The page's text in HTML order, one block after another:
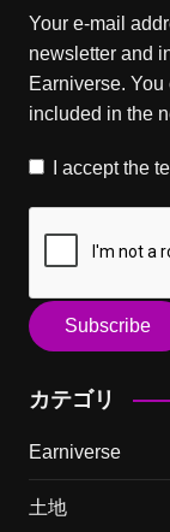
Your e-mail
newsletter and
Earniverse.
included in the
I accept the
カテゴリ
Earniverse
土地